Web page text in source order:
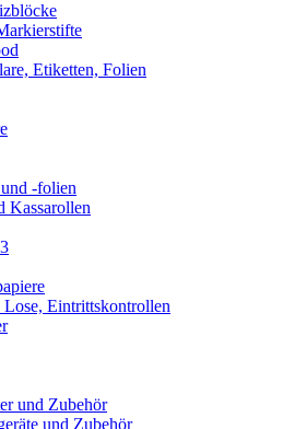
Etiketten, Folien
-folien
Kassarollen
Eintrittskontrollen
und Zubehör
und Zubehör